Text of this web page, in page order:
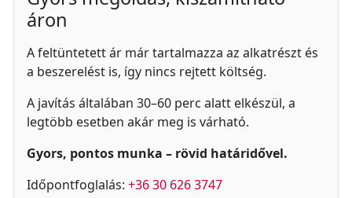
áron
A feltüntetett ár már tartalmazza az alkatrészt és
a beszerelést is, így nincs rejtett költség.
A javítás általában 30–60 perc alatt elkészül, a
legtöbb esetben akár meg is várható.
Gyors, pontos munka – rövid határidővel.
Időpontfoglalás: +36 30 626 3747